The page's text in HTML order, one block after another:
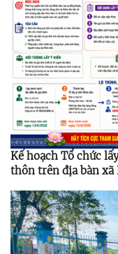
Kế hoạch Tổ chức
thôn trên địa bàn xã